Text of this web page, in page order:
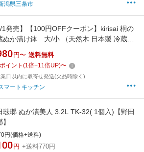
潟県三条市
1発売】【100円OFFクーポン】kirisai 桐の
ぬか漬け鉢 大/小 （天然木 日本製 冷蔵庫
床 野菜 チーズ 豆腐 おつまみ 肴 丁寧な暮
漬物 容器 初心者 消臭 抗菌 乳酸菌 栄養素
サイ オスマック）【送料無料】【ポイント
/送料無料】【p0818】
円〜 送料無料
ポイント (1倍+11倍UP)〜
日以内に取寄せ発送(欠品時除く)
マートキッチン
琺瑯 ぬか漬美人 3.2L TK-32( 1個入)【野田
円(価格+送料)
円 +送料770円